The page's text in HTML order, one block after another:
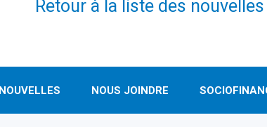
Retour à la liste des nouvelles
NOUVELLES NOUS JOINDRE